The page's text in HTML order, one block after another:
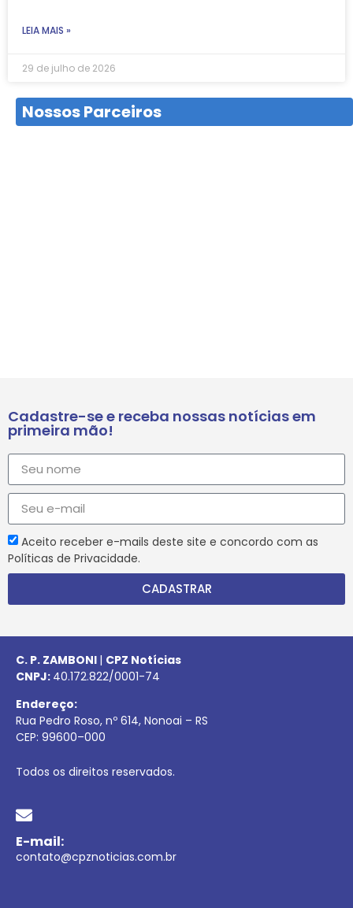
LEIA MAIS »
29 de julho de 2026
Nossos Parceiros
Cadastre-se e receba nossas notícias em
primeira mão!
Aceito receber e-mails deste site e concordo com as
Políticas de Privacidade.
CADASTRAR
C. P. ZAMBONI | CPZ Notícias
CNPJ: 40.172.822/0001-74
Endereço:
Rua Pedro Roso, nº 614, Nonoai – RS
CEP: 99600–000
Todos os direitos reservados.
E-mail:
contato@cpznoticias.com.br